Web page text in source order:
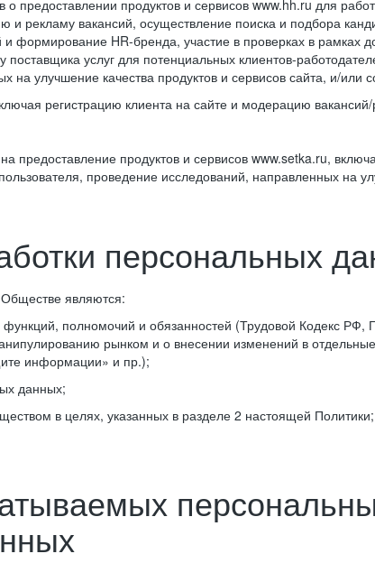
продуктов и сервисов www.hh.ru для
рекламу вакансий, осуществление поиска и подбора
формирование HR-бренда, участие в проверках в рамках
услуг для потенциальных клиентов-
улучшение качества продуктов и сервисов сайта, и/или
регистрацию клиента на сайте и модерацию
продуктов и сервисов www.setka.ru,
проведение исследований, направленных на
персональных
являются:
полномочий и обязанностей (Трудовой Кодекс РФ,
рынком и о внесении изменений в
информации» и пр.);
данных;
в целях, указанных в разделе 2 настоящей Политики;